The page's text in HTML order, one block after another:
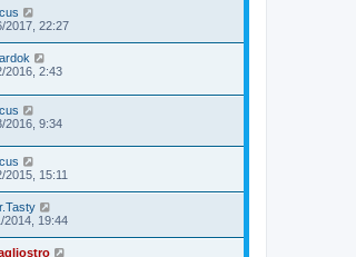
2017, 22:27
2016, 2:43
2016, 9:34
2015, 15:11
2014, 19:44